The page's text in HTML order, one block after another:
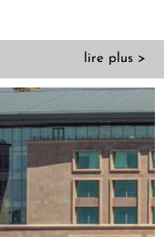
lire plus >